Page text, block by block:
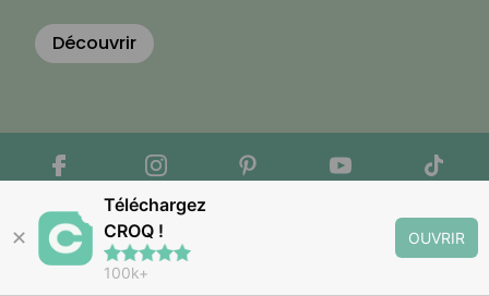
Découvrir
✕
Téléchargez
CROQ !
100k+
OUVRIR